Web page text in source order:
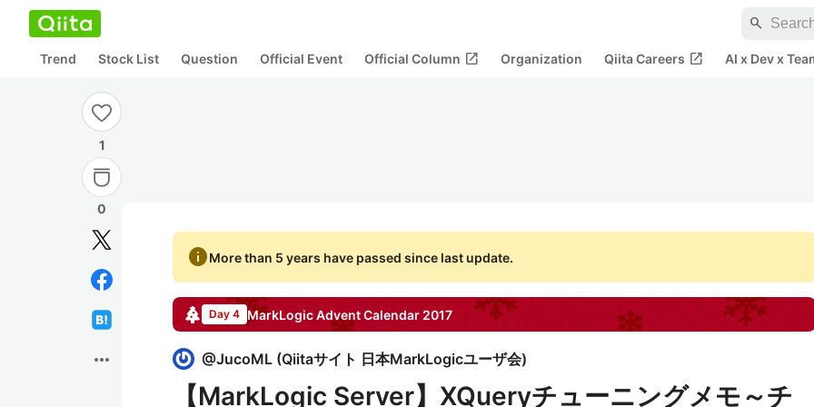
search
Trend Stock List Question Official Event Official Column open_in_new Organization Qiita Careers open_in_new AI x Dev x
1
0
more_horiz
infoMore than 5 years have passed since last update.
Day 4 MarkLogicAdvent Calendar 2017
@JucoML (Qiitaサイト 日本MarkLogicユーザ会)
【MarkLogic Server】XQueryチューニングメモ～チ